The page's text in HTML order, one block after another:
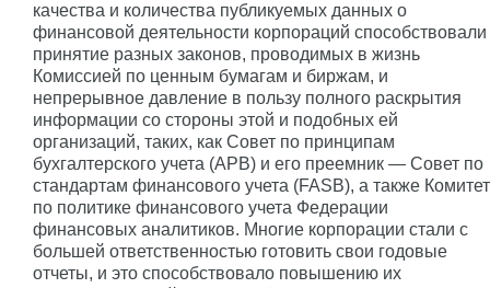
качества и количества публикуемых данных о
финансовой деятельности корпораций способствовали
принятие разных законов, проводимых в жизнь
Комиссией по ценным бумагам и биржам, и
непрерывное давление в пользу полного раскрытия
информации со стороны этой и подобных ей
организаций, таких, как Совет по принципам
бухгалтерского учета (APB) и его преемник — Совет по
стандартам финансового учета (FASB), а также Комитет
по политике финансового учета Федерации
финансовых аналитиков. Многие корпорации стали с
большей ответственностью готовить свои годовые
отчеты, и это способствовало повышению их